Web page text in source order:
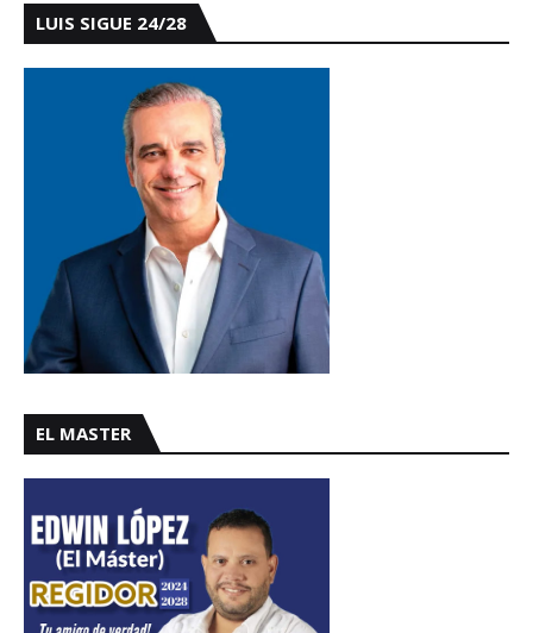
LUIS SIGUE 24/28
EL MASTER